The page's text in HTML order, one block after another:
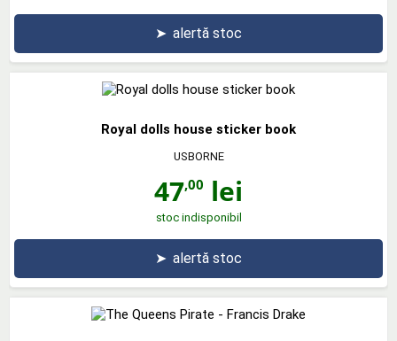
➤ alertă stoc
Royal dolls house sticker book
USBORNE
47,00 lei
stoc indisponibil
➤ alertă stoc